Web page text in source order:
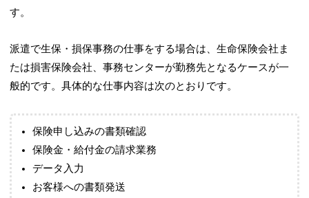
す。
派遣で生保・損保事務の仕事をする場合は、生命保険会社ま
たは損害保険会社、事務センターが勤務先となるケースが一
般的です。具体的な仕事内容は次のとおりです。
保険申し込みの書類確認
保険金・給付金の請求業務
データ入力
お客様への書類発送